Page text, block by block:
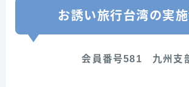
お誘い旅行台湾の実
会員番号581 九州支